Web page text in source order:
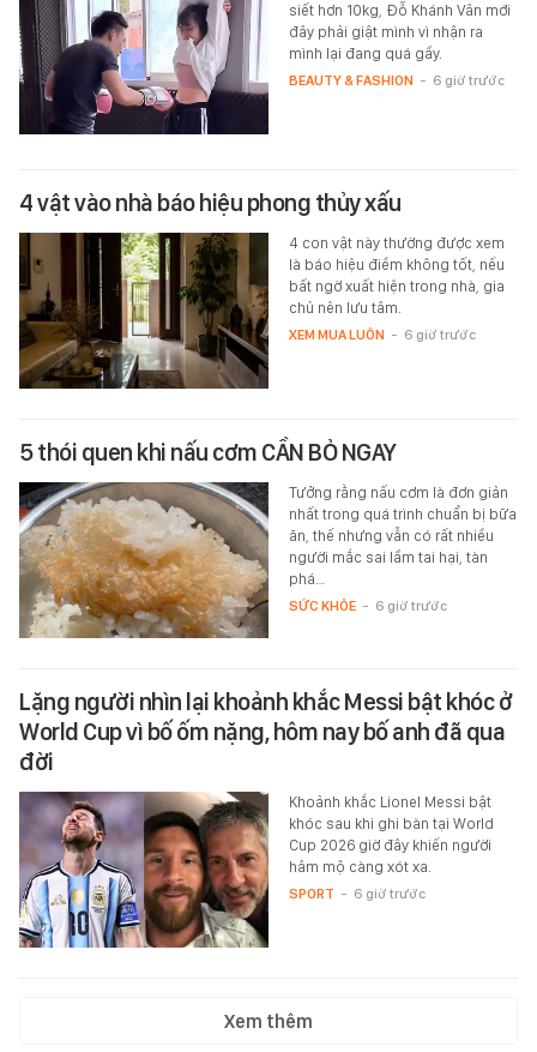
siết hơn 10kg, Đỗ Khánh Vân mới
đây phải giật mình vì nhận ra
mình lại đang quá gầy.
BEAUTY & FASHION - 6 giờ trước
4 vật vào nhà báo hiệu phong thủy xấu
4 con vật này thường được xem
là báo hiệu điềm không tốt, nếu
bất ngờ xuất hiện trong nhà, gia
chủ nên lưu tâm.
XEM MUA LUÔN - 6 giờ trước
5 thói quen khi nấu cơm CẦN BỎ NGAY
Tưởng rằng nấu cơm là đơn giản
nhất trong quá trình chuẩn bị bữa
ăn, thế nhưng vẫn có rất nhiều
người mắc sai lầm tai hại, tàn
phá…
SỨC KHỎE - 6 giờ trước
Lặng người nhìn lại khoảnh khắc Messi bật khóc ở
World Cup vì bố ốm nặng, hôm nay bố anh đã qua
đời
Khoảnh khắc Lionel Messi bật
khóc sau khi ghi bàn tại World
Cup 2026 giờ đây khiến người
hâm mộ càng xót xa.
SPORT - 6 giờ trước
Xem thêm